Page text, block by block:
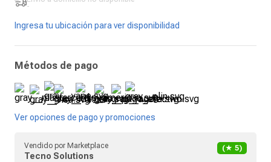
-
Ingresa tu ubicación para ver disponibilidad
Métodos de pago
Ver opciones de pago y promociones
Vendido por Marketplace
Tecno Solutions
(★ 5)